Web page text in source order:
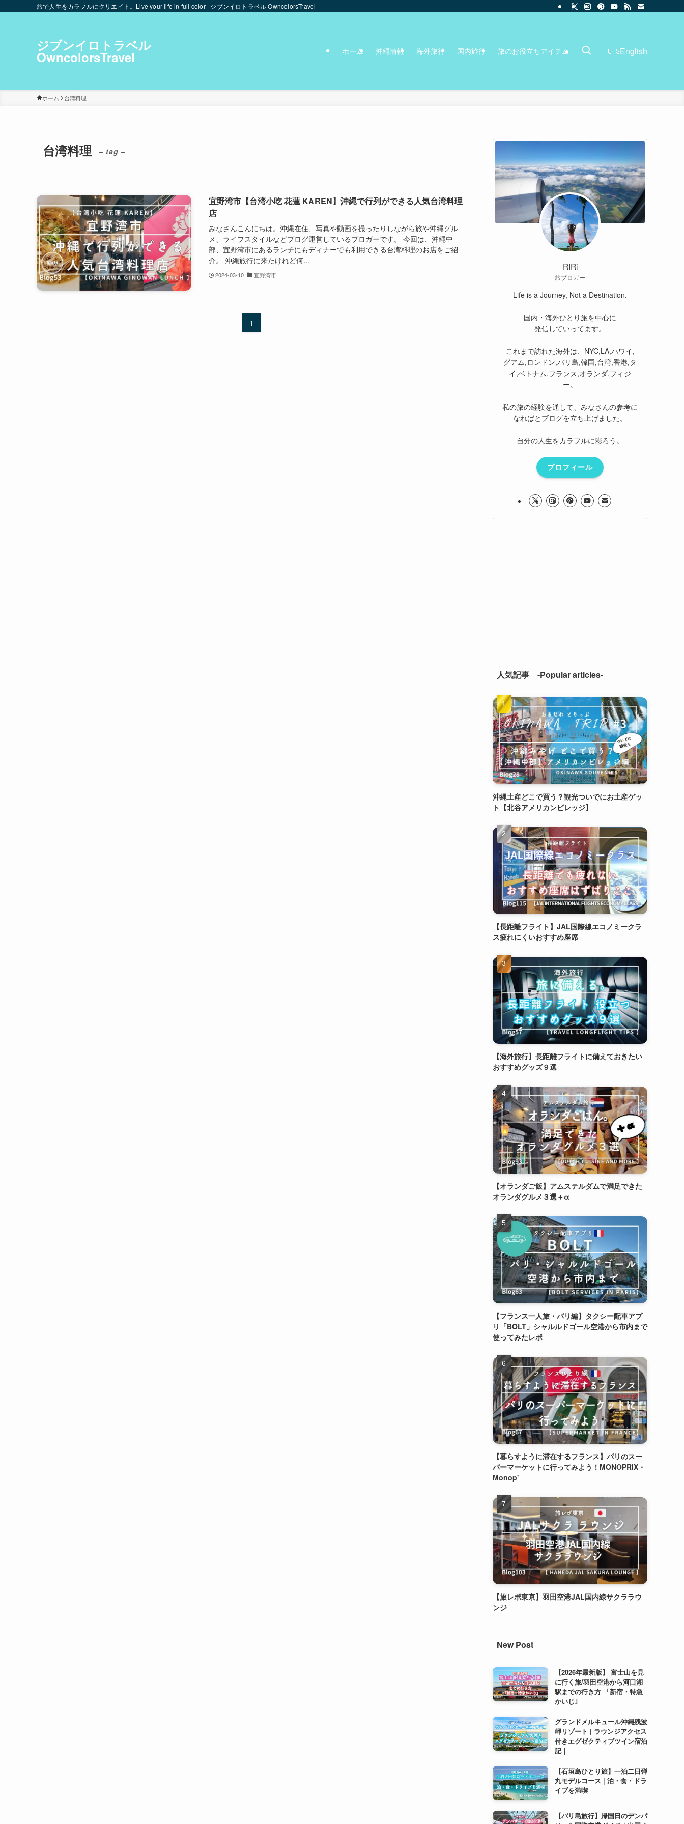
旅で人生をカラフルにクリエイト。Live your life in full color | ジブンイロトラベル OwncolorsTravel
ジブンイロトラベル
OwncolorsTravel ホーム 沖縄情報 海外旅行 国内旅行 旅のお役立ちアイテム English
ホーム 台湾料理
台湾料理 – tag –
宜野湾市【台湾小吃 花蓮 KAREN】沖縄で行列ができる人気台湾料理
店
みなさんこんにちは。沖縄在住、写真や動画を撮ったりしながら旅や沖縄グル
メ、ライフスタイルなどブログ運営しているブロガーです。 今回は、沖縄中
部、宜野湾市にあるランチにもディナーでも利用できる台湾料理のお店をご紹
介。 沖縄旅行に来たけれど何...
2024-03-10 宜野湾市
1
RIRi
旅ブロガー
Life is a Journey, Not a Destination.
国内・海外ひとり旅を中心に
発信していってます。
これまで訪れた海外は、NYC,LA,ハワイ,
グアム,ロンドン,バリ島,韓国,台湾,香港,タ
イ,ベトナム,フランス,オランダ,フィジ
ー。
私の旅の経験を通して、みなさんの参考に
なればとブログを立ち上げました。
自分の人生をカラフルに彩ろう。
プロフィール
人気記事 -Popular articles-
沖縄土産どこで買う？観光ついでにお土産ゲッ
ト【北谷アメリカンビレッジ】
【長距離フライト】JAL国際線エコノミークラ
ス疲れにくいおすすめ座席
【海外旅行】長距離フライトに備えておきたい
おすすめグッズ９選
【オランダご飯】アムステルダムで満足できた
オランダグルメ３選＋α
【フランス一人旅・パリ編】タクシー配車アプ
リ「BOLT」シャルルドゴール空港から市内まで
使ってみたレポ
【暮らすように滞在するフランス】パリのスー
パーマーケットに行ってみよう！MONOPRIX・
Monop'
【旅レポ東京】羽田空港JAL国内線サクララウ
ンジ
New Post
【2026年最新版】 富士山を見
に行く旅/羽田空港から河口湖
駅までの行き方 「新宿・特急
かいじ｣
グランドメルキュール沖縄残波
岬リゾート | ラウンジアクセス
付きエグゼクティブツイン宿泊
記｜
【石垣島ひとり旅】一泊二日弾
丸モデルコース | 泊・食・ドラ
イブを満喫
【バリ島旅行】帰国日のデンパ